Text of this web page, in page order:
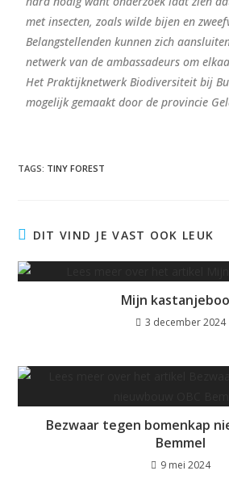
met insecten, zoals wilde bijen en
Belangstellenden kunnen zich
netwerk van de ambassadeurs om
Het Praktijknetwerk Biodiversiteit bij
mogelijk gemaakt door de provincie
TAGS: TINY FOREST
DIT VIND JE VAST OOK LEUK
Mijn
3 december 2024
Bezwaar tegen bomenkap
Bemmel
9 mei 2024